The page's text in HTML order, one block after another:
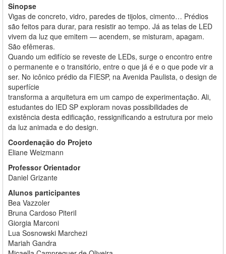
Sinopse
Vigas de concreto, vidro, paredes de tijolos, cimento… Prédios
são feitos para durar, para resistir ao tempo. Já as telas de LED
vivem da luz que emitem — acendem, se misturam, apagam.
São efêmeras.
Quando um edifício se reveste de LEDs, surge o encontro entre
o permanente e o transitório, entre o que já é e o que pode vir a
ser. No icônico prédio da FIESP, na Avenida Paulista, o design de
superfície
transforma a arquitetura em um campo de experimentação. Ali,
estudantes do IED SP exploram novas possibilidades de
existência desta edificação, ressignificando a estrutura por meio
da luz animada e do design.
Coordenação do Projeto
Eliane Weizmann
Professor Orientador
Daniel Grizante
Alunos participantes
Bea Vazzoler
Bruna Cardoso PiteriI
Giorgia Marconi
Lua Sosnowski Marchezi
Mariah Gandra